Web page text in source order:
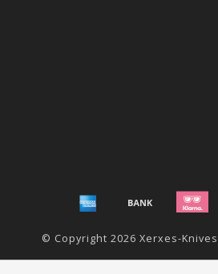
© Copyright 2026 Xerxes-